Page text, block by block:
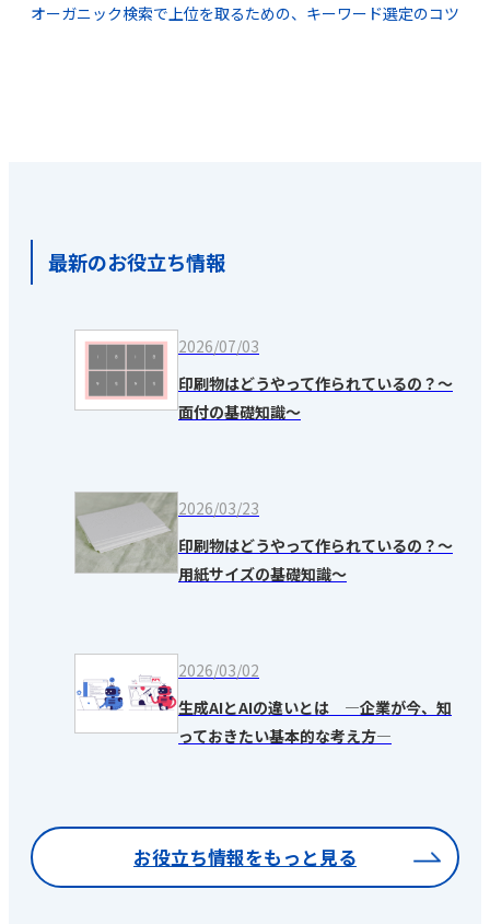
オーガニック検索で上位を取るための、キーワード選定のコツ
最新のお役立ち情報
2026/07/03
印刷物はどうやって作られているの？～
面付の基礎知識～
2026/03/23
印刷物はどうやって作られているの？～
用紙サイズの基礎知識～
2026/03/02
生成AIとAIの違いとは ―企業が今、知
っておきたい基本的な考え方―
お役立ち情報をもっと見る